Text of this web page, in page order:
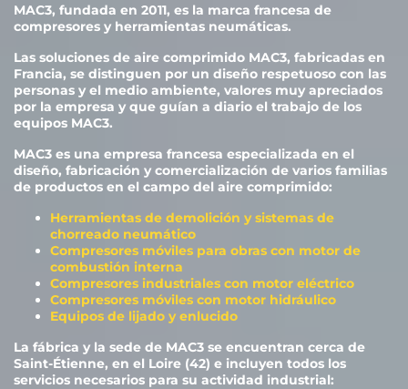
MAC3, fundada en 2011, es la marca francesa de
compresores y herramientas neumáticas.
Las soluciones de aire comprimido MAC3, fabricadas en
Francia, se distinguen por un diseño respetuoso con las
personas y el medio ambiente, valores muy apreciados
por la empresa y que guían a diario el trabajo de los
equipos MAC3.
MAC3 es una empresa francesa especializada en el
diseño, fabricación y comercialización de varios familias
de productos en el campo del aire comprimido:
Herramientas de demolición y sistemas de
chorreado neumático
Compresores móviles para obras con motor de
combustión interna
Compresores industriales con motor eléctrico
Compresores móviles con motor hidráulico
Equipos de lijado y enlucido
La fábrica y la sede de MAC3 se encuentran cerca de
Saint-Étienne, en el Loire (42) e incluyen todos los
servicios necesarios para su actividad industrial: